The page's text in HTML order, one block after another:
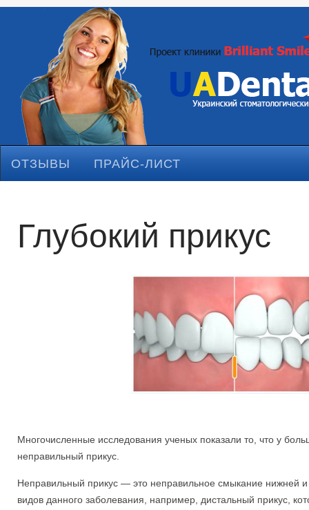
ОТЗЫВЫ ПРАЙС-ЛИСТ
Глубокий прикус
Многочисленные исследования ученых показали то, что у
неправильный прикус.
Неправильный прикус — это неправильное смыкание нижней
видов данного заболевания, например, дистальный прикус,